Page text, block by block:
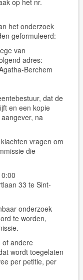
op het nr.
het onderzoek
geformuleerd:
van
adres:
Berchem
dat de
en een kopie
na
vragen om
die
33 te Sint-
onderzoek
te worden,
of andere
wordt toegelaten
per petitie, per